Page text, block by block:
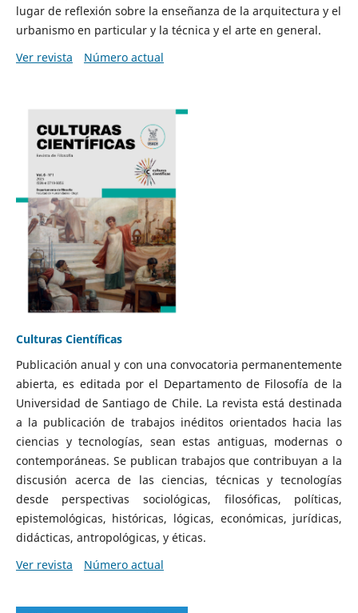
lugar de reflexión sobre la enseñanza de la arquitectura y el
urbanismo en particular y la técnica y el arte en general.
Ver revista
Número actual
Culturas Científicas
Publicación anual y con una convocatoria permanentemente
abierta, es editada por el Departamento de Filosofía de la
Universidad de Santiago de Chile. La revista está destinada
a la publicación de trabajos inéditos orientados hacia las
ciencias y tecnologías, sean estas antiguas, modernas o
contemporáneas. Se publican trabajos que contribuyan a la
discusión acerca de las ciencias, técnicas y tecnologías
desde perspectivas sociológicas, filosóficas, políticas,
epistemológicas, históricas, lógicas, económicas, jurídicas,
didácticas, antropológicas, y éticas.
Ver revista
Número actual